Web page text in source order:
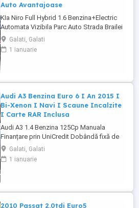
Auto Avantajoase
KIa Niro Full Hybrid 1.6 Benzina+Electric
Automata Vizibila Parc Auto Strada Brailei
Nr.306, Galati Finanțare prin UniCredit
Dobândă fixă de la 7,9%* Rate fixe pe
toată perioada finanțării Aprobare rapidă
Galati, Galati
1 ianuarie
Audi A3 Benzina Euro 6 I An 2015 I
Bi-Xenon I Navi I Scaune Incalzite
I Carte RAR Inclusa
Audi A3 1.4 Benzina 125Cp Manuala
Finanțare prin UniCredit Dobândă fixă de
la 7,9%* Rate fixe pe toată perioada
finanțării Aprobare rapidă Garanție inclusă
pentru autoturismele eligibile Transport la
Carte ...
Galati, Galati
1 ianuarie
2010 Passat 2.0tdi Euro5